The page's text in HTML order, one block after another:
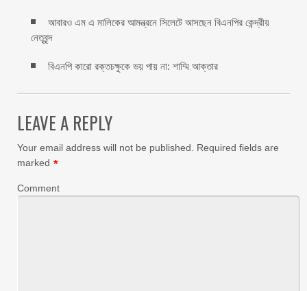
আবারও এম এ মালিকের আমন্ত্রনে সিলেটে আসছেন বিএনপির কেন্দ্রীয়
নেতৃবৃন্দ
বিএনপি কারো রক্তচক্ষুকে ভয় পায় না: শাম্মি আক্তার
LEAVE A REPLY
Your email address will not be published.
Required fields are
marked *
Comment